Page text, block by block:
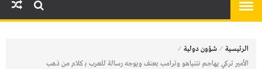
الرئيسية ⁄ شؤون دولية ⁄
الأمير تركي يهاجم نتنياهو وترامب بعنف ويوجه رسالة للعرب بـ كلام من ذهب